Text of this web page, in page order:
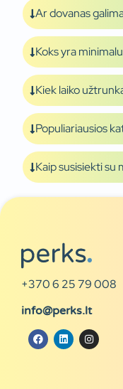
Ar dovanas
Koks yra
Kiek laiko
Populiariausios
Kaip susisiekti su
+370 6 25 79 008
info@perks.lt